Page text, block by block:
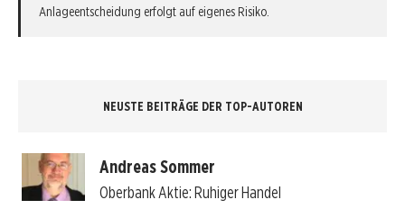
Anlageentscheidung erfolgt auf eigenes Risiko.
NEUSTE BEITRÄGE DER TOP-AUTOREN
Andreas Sommer
Oberbank Aktie: Ruhiger Handel